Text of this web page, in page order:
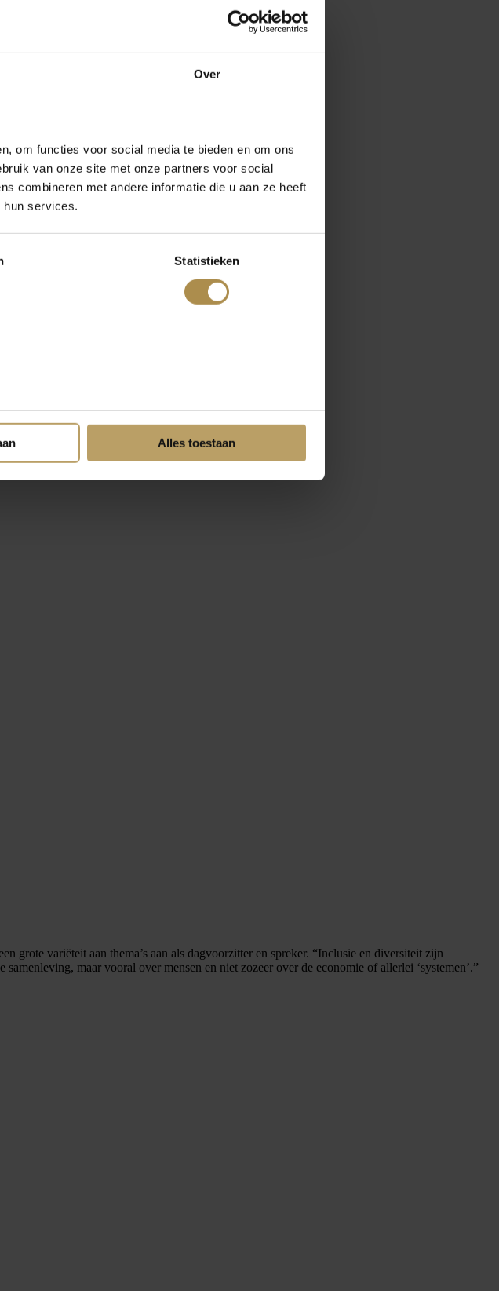
Over
om functies voor social media te bieden en om ons
van onze site met onze partners voor social
combineren met andere informatie die u aan ze heeft
hun services.
Statistieken
Alles toestaan
grote variëteit aan thema’s aan als dagvoorzitter en spreker. “Inclusie en diversiteit zijn
maar vooral over mensen en niet zozeer over de economie of allerlei ‘systemen’.”